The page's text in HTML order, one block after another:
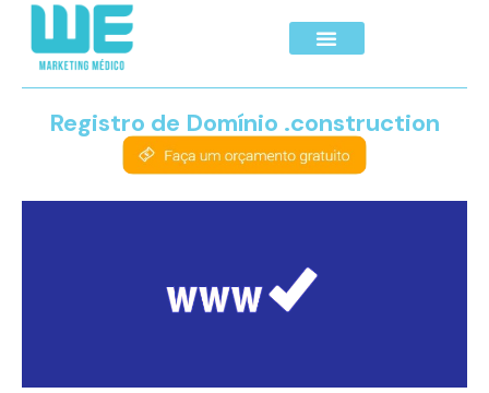
Registro de Domínio .construction